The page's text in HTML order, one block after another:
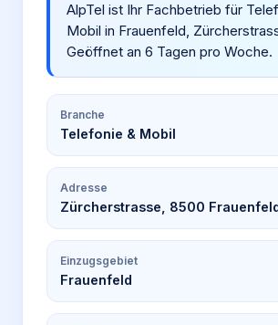
AlpTel ist Ihr Fachbetrieb für
Mobil in Frauenfeld,
Geöffnet an 6 Tagen pro Woche.
Branche
Telefonie & Mobil
Adresse
Zürcherstrasse, 8500
Einzugsgebiet
Frauenfeld